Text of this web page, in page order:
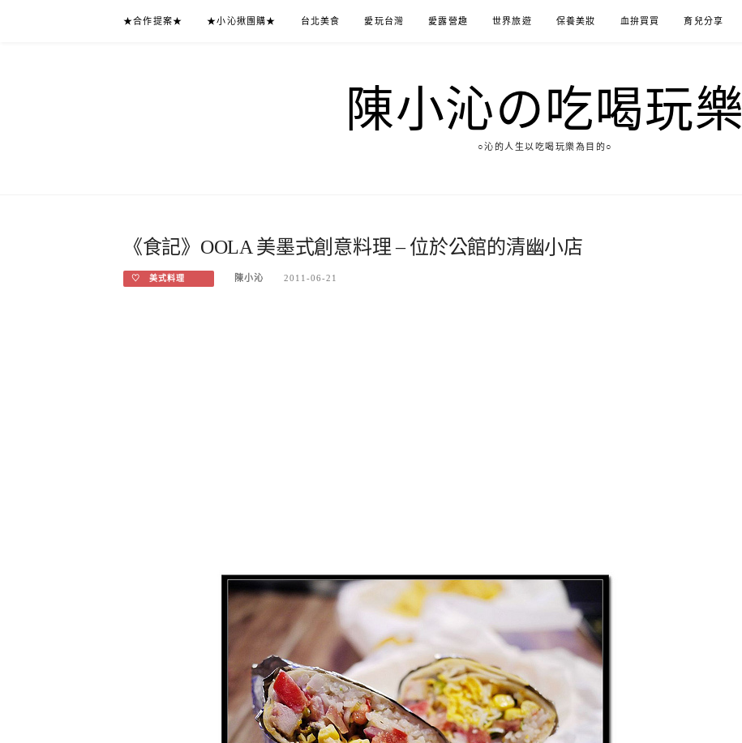
★合作提案★ ★小沁揪團購★ 台北美食 愛玩台灣 愛露營趣 世界旅遊 保養美妝 血拚買買 育兒分享
陳小沁の吃喝玩樂
○沁的人生以吃喝玩樂為目的○
《食記》OOLA 美墨式創意料理 – 位於公館的清幽小店
♡ 美式料理 陳小沁 2011-06-21